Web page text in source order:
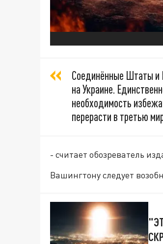
Соединённые Штаты и
на Украине.
необходимость
перерасти в третью
- считает обозреватель
Вашингтону следует